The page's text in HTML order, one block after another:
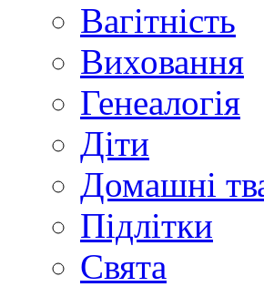
Вагітність
Виховання
Генеалогія
Діти
Домашні
Підлітки
Свята